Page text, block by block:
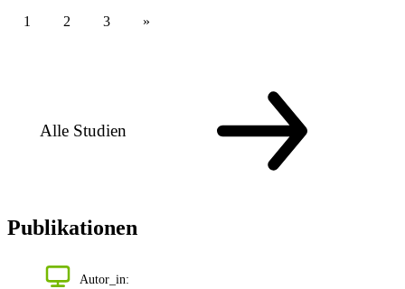
1 2 3
Alle Studien
Publikationen
Autor_in: